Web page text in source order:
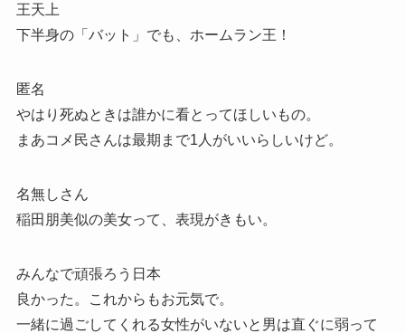
王天上
下半身の「バット」でも、ホームラン王！
匿名
やはり死ぬときは誰かに看とってほしいもの。
まあコメ民さんは最期まで1人がいいらしいけど。
名無しさん
稲田朋美似の美女って、表現がきもい。
みんなで頑張ろう日本
良かった。これからもお元気で。
一緒に過ごしてくれる女性がいないと男は直ぐに弱って